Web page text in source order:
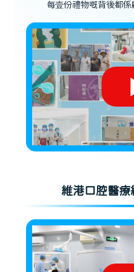
每壹份禮物嘅背後都
維港口腔醫